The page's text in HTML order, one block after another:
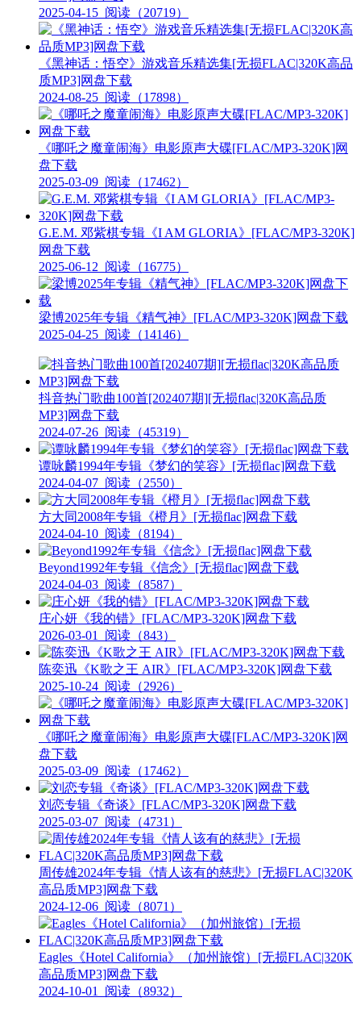
2025-04-15 阅读（20719）
《黑神话：悟空》游戏音乐精选集[无损FLAC|320K高品
质MP3]网盘下载
2024-08-25 阅读（17898）
《哪吒之魔童闹海》电影原声大碟[FLAC/MP3-320K]网
盘下载
2025-03-09 阅读（17462）
G.E.M. 邓紫棋专辑《I AM GLORIA》[FLAC/MP3-320K]
网盘下载
2025-06-12 阅读（16775）
梁博2025年专辑《精气神》[FLAC/MP3-320K]网盘下载
2025-04-25 阅读（14146）
抖音热门歌曲100首[202407期][无损flac|320K高品质
MP3]网盘下载
2024-07-26 阅读（45319）
谭咏麟1994年专辑《梦幻的笑容》[无损flac]网盘下载
2024-04-07 阅读（2550）
方大同2008年专辑《橙月》[无损flac]网盘下载
2024-04-10 阅读（8194）
Beyond1992年专辑《信念》[无损flac]网盘下载
2024-04-03 阅读（8587）
庄心妍《我的错》[FLAC/MP3-320K]网盘下载
2026-03-01
阅读（843）
陈奕迅《K歌之王 AIR》[FLAC/MP3-320K]网盘下载
2025-10-24 阅读（2926）
《哪吒之魔童闹海》电影原声大碟[FLAC/MP3-320K]网
盘下载
2025-03-09 阅读（17462）
刘恋专辑《奇谈》[FLAC/MP3-320K]网盘下载
2025-03-07 阅读（4731）
周传雄2024年专辑《情人该有的慈悲》[无损FLAC|320K
高品质MP3]网盘下载
2024-12-06 阅读（8071）
Eagles《Hotel California》（加州旅馆）[无损FLAC|320K
高品质MP3]网盘下载
2024-10-01
阅读（8932）